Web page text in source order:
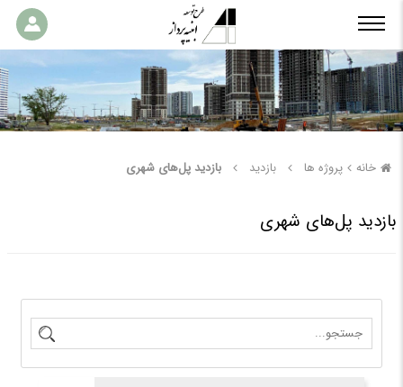
خانه پروژه ها بازدید بازدید پل‌های شهری
بازدید پل‌های شهری